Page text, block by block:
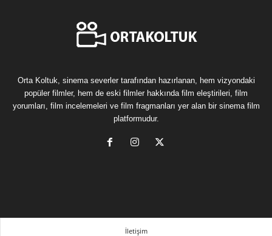
Orta Koltuk, sinema severler tarafından hazırlanan, hem vizyondaki
popüler filmler, hem de eski filmler hakkında film eleştirileri, film
yorumları, film incelemeleri ve film fragmanları yer alan bir sinema film
platformudur.
İletişim